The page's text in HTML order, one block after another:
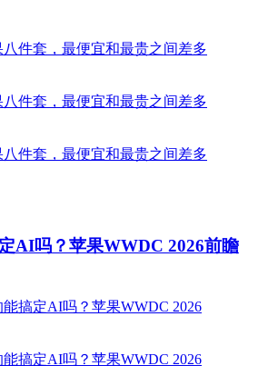
AI吗？苹果WWDC 2026前瞻